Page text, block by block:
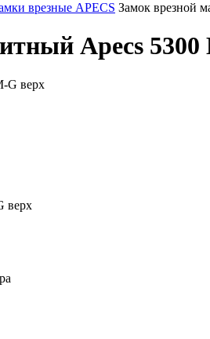
врезные APECS Замок врезной
Apecs 5300
верх